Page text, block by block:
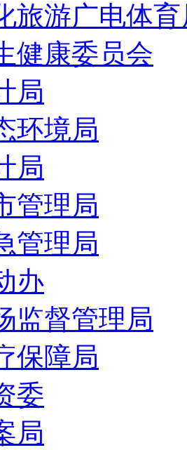
旅游广电体育
健康委员会
局
环境局
局
管理局
管理局
办
监督管理局
保障局
委
局